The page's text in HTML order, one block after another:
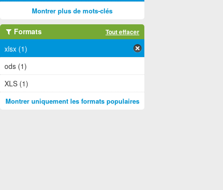
Montrer plus de mots-clés
Formats Tout effacer
xlsx (1)
ods (1)
XLS (1)
Montrer uniquement les formats populaires